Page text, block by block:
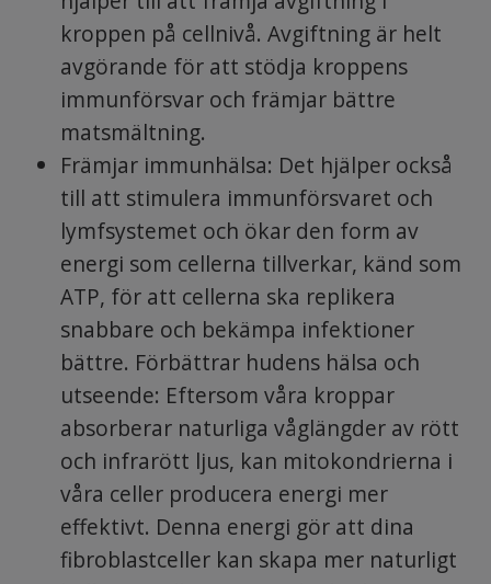
kroppen på cellnivå. Avgiftning är helt
avgörande för att stödja kroppens
immunförsvar och främjar bättre
matsmältning.
Främjar immunhälsa: Det hjälper också
till att stimulera immunförsvaret och
lymfsystemet och ökar den form av
energi som cellerna tillverkar, känd som
ATP, för att cellerna ska replikera
snabbare och bekämpa infektioner
bättre. Förbättrar hudens hälsa och
utseende: Eftersom våra kroppar
absorberar naturliga våglängder av rött
och infrarött ljus, kan mitokondrierna i
våra celler producera energi mer
effektivt. Denna energi gör att dina
fibroblastceller kan skapa mer naturligt